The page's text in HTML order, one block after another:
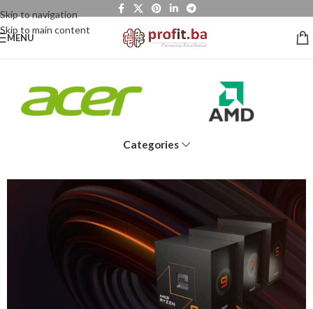
Skip to navigation
Skip to main content
MENU
Categories